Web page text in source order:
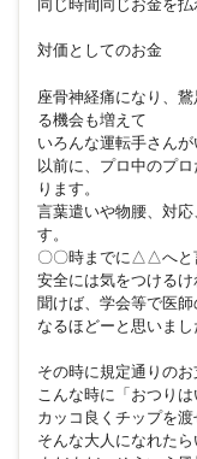
対価としてのお金
座骨神経痛になり、
る機会も増えて
いろんな運転手さん
以前に、プロ中のプ
ります。
言葉遣いや物腰、対
す。
〇〇時までに△△へと
安全には気をつけるけ
聞けば、学会等で医師
なるほどーと思いまし
その時に規定通りの
こんな時に「おつり
カッコ良くチップを
そんな大人になれた